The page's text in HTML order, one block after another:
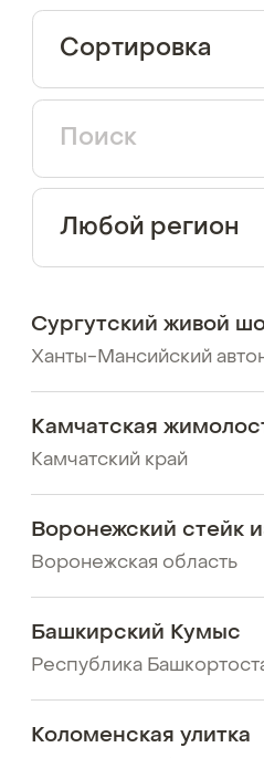
Сортировка
Любой регион
Ханты-Мансийский
Сургутский живой
Камчатский край
Камчатская
Воронежская область
Воронежский стейк
Республика
Башкирский Кумыс
Коломенская улитка